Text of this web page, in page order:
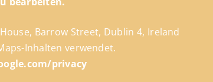
Barrow Street, Dublin 4, Ireland
Inhalten verwendet.
privacy